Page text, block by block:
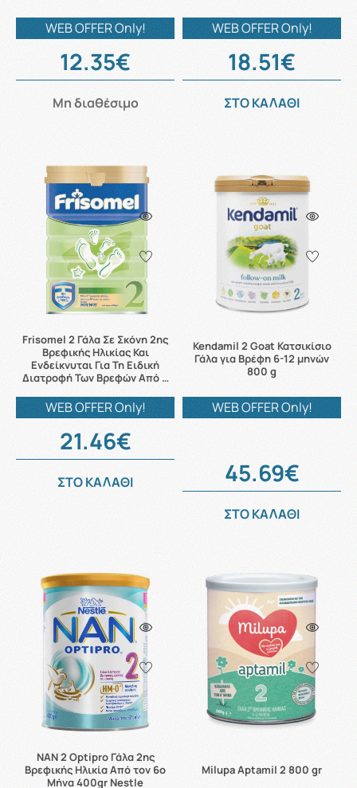
WEB OFFER Only!
12.35€
Μη διαθέσιμο
WEB OFFER Only!
18.51€
ΣΤΟ ΚΑΛΑΘΙ
Frisomel 2 Γάλα Σε Σκόνη 2ης
Βρεφικής Ηλικίας Και
Ενδείκνυται Για Τη Ειδική
Διατροφή Των Βρεφών Από …
WEB OFFER Only!
21.46€
ΣΤΟ ΚΑΛΑΘΙ
Kendamil 2 Goat Κατσικίσιο
Γάλα για Βρέφη 6-12 μηνών
800 g
WEB OFFER Only!
45.69€
ΣΤΟ ΚΑΛΑΘΙ
ΝΑΝ 2 Optipro Γάλα 2ης
Βρεφικής Ηλικία Από τον 6ο
Μήνα 400gr Nestle
Milupa Aptamil 2 800 gr